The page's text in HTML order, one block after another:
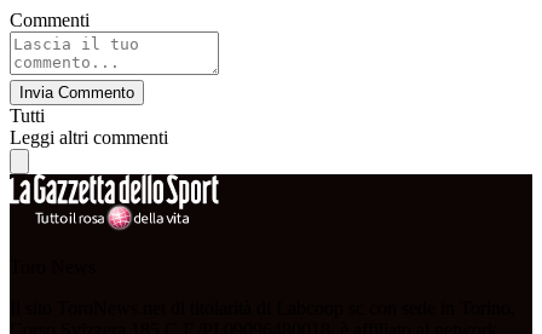
Commenti
Invia Commento
Tutti
Leggi altri commenti